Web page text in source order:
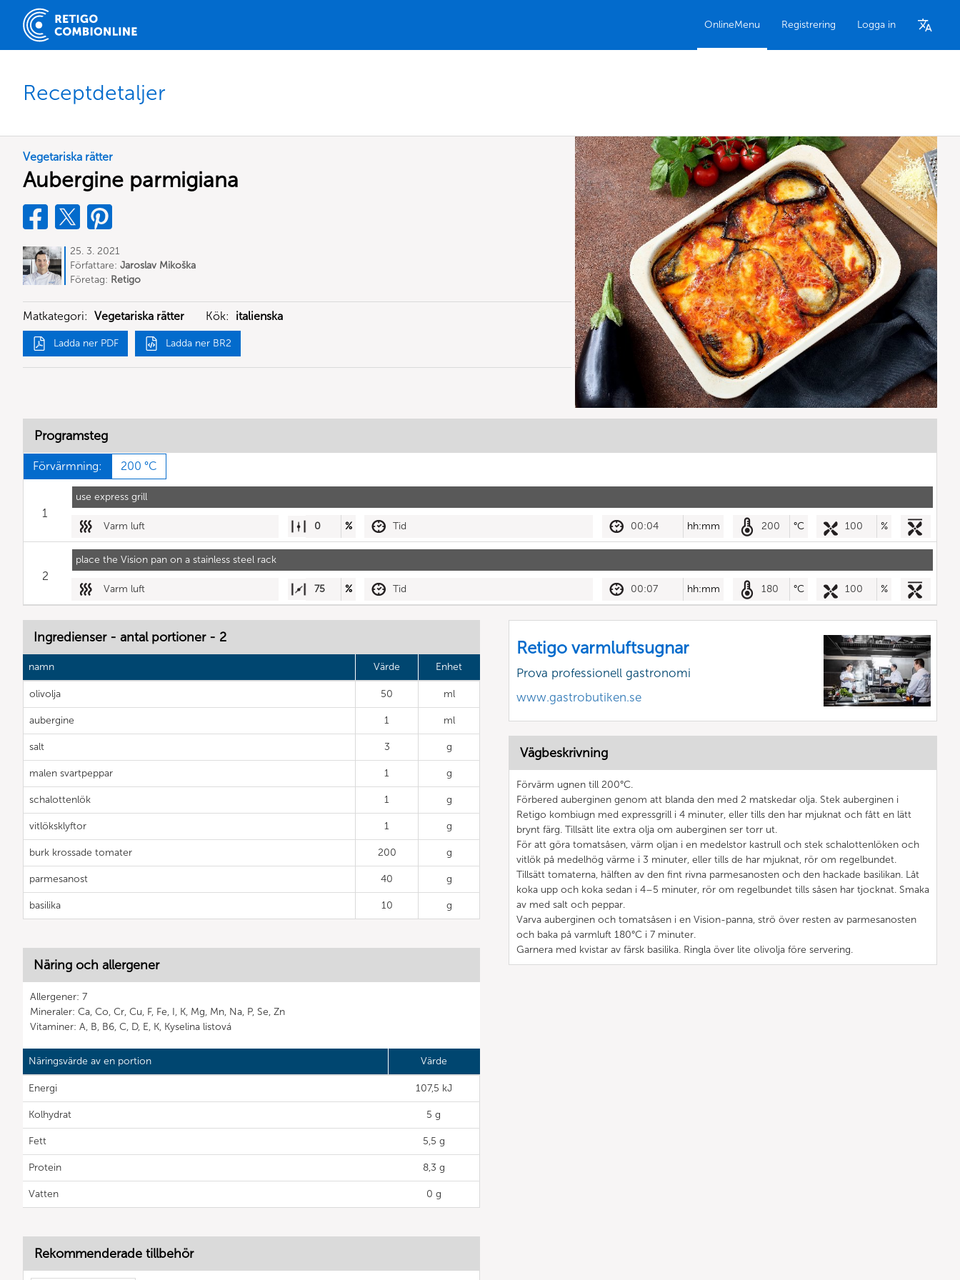
OnlineMenu Registrering Logga in
Receptdetaljer
Vegetariska rätter
Aubergine parmigiana
25. 3. 2021
Författare: Jaroslav Mikoška
Företag: Retigo
Matkategori: Vegetariska rätter Kök: italienska
Ladda ner PDF Ladda ner BR2
Programsteg
Förvärmning: 200 °C
use express grill
1
Varm luft 0 % Tid 00:04 hh:mm 200 °C 100 %
place the Vision pan on a stainless steel rack
2
Varm luft 75 % Tid 00:07 hh:mm 180 °C 100 %
Ingredienser - antal portioner - 2
namn Värde Enhet
olivolja 50 ml
aubergine 1 ml
salt 3 g
malen svartpeppar 1 g
schalottenlök 1 g
vitlöksklyftor 1 g
burk krossade tomater 200 g
parmesanost 40 g
basilika 10 g
Näring och allergener
Allergener: 7
Mineraler: Ca, Co, Cr, Cu, F, Fe, I, K, Mg, Mn, Na, P, Se, Zn
Vitaminer: A, B, B6, C, D, E, K, Kyselina listová
Näringsvärde av en portion Värde
Energi 107,5 kJ
Kolhydrat 5 g
Fett 5,5 g
Protein 8,3 g
Vatten 0 g
Retigo varmluftsugnar
Prova professionell gastronomi
www.gastrobutiken.se
Vägbeskrivning
Förvärm ugnen till 200°C.
Förbered auberginen genom att blanda den med 2 matskedar olja. Stek auberginen i
Retigo kombiugn med expressgrill i 4 minuter, eller tills den har mjuknat och fått en lätt
brynt färg. Tillsätt lite extra olja om auberginen ser torr ut.
För att göra tomatsåsen, värm oljan i en medelstor kastrull och stek schalottenlöken och
vitlök på medelhög värme i 3 minuter, eller tills de har mjuknat, rör om regelbundet.
Tillsätt tomaterna, hälften av den fint rivna parmesanosten och den hackade basilikan. Låt
koka upp och koka sedan i 4–5 minuter, rör om regelbundet tills såsen har tjocknat. Smaka
av med salt och peppar.
Varva auberginen och tomatsåsen i en Vision-panna, strö över resten av parmesanosten
och baka på varmluft 180°C i 7 minuter.
Garnera med kvistar av färsk basilika. Ringla över lite olivolja före servering.
Rekommenderade tillbehör